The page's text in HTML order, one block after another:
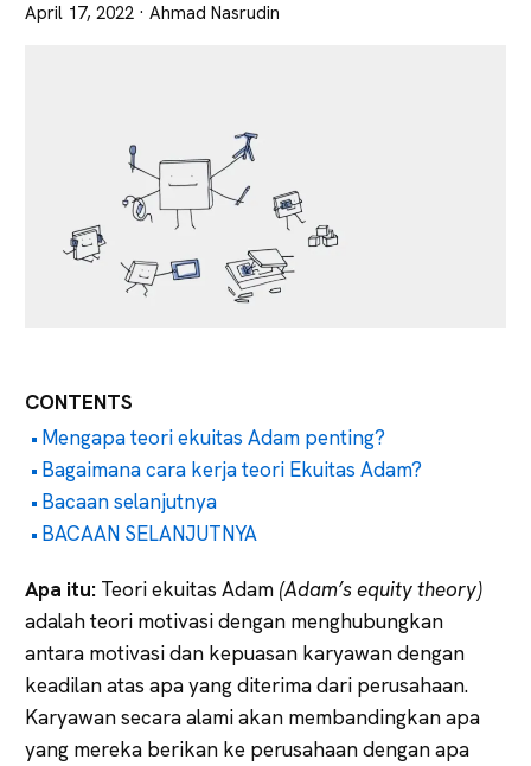
April 17, 2022 · Ahmad Nasrudin
CONTENTS
Mengapa teori ekuitas Adam penting?
Bagaimana cara kerja teori Ekuitas Adam?
Bacaan selanjutnya
BACAAN SELANJUTNYA
Apa itu: Teori ekuitas Adam (Adam’s equity theory)
adalah teori motivasi dengan menghubungkan
antara motivasi dan kepuasan karyawan dengan
keadilan atas apa yang diterima dari perusahaan.
Karyawan secara alami akan membandingkan apa
yang mereka berikan ke perusahaan dengan apa